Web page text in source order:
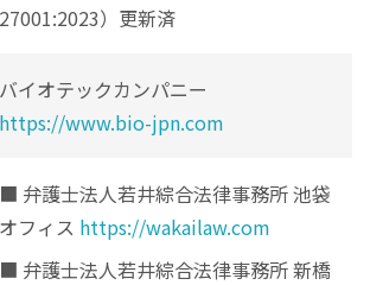
27001:2023）更新済
バイオテックカンパニー
https://www.bio-jpn.com
■ 弁護士法人若井綜合法律事務所 池袋
オフィス https://wakailaw.com
■ 弁護士法人若井綜合法律事務所 新橋